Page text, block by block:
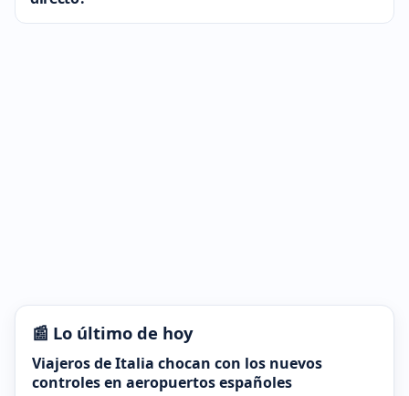
📰 Lo último de hoy
Viajeros de Italia chocan con los nuevos
controles en aeropuertos españoles